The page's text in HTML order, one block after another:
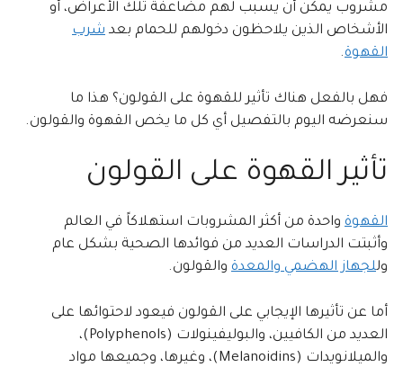
مشروب يمكن أن يسبب لهم مضاعفة تلك الأعراض، أو
الأشخاص الذين يلاحظون دخولهم للحمام بعد شرب
القهوة.
فهل بالفعل هناك تأثير للقهوة على القولون؟ هذا ما
سنعرضه اليوم بالتفصيل أي كل ما يخص القهوة والقولون.
تأثير القهوة على القولون
القهوة واحدة من أكثر المشروبات استهلاكاً في العالم
وأثبتت الدراسات العديد من فوائدها الصحية بشكل عام
وللجهاز الهضمي والمعدة والقولون.
أما عن تأثيرها الإيجابي على القولون فيعود لاحتوائها على
العديد من الكافيين، والبوليفينولات (Polyphenols)،
والميلانويدات (Melanoidins)، وغيرها، وجميعها مواد